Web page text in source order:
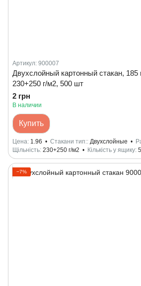
Артикул: 900007
Двухслойный картонный стакан, 185
230+250 г/м2, 500 шт
2 грн
В наличии
Купить
Цена 1.96 Стакани тип: Двухслойные
Щільність 230+250 г/м2 Кількість у ящику
−7%